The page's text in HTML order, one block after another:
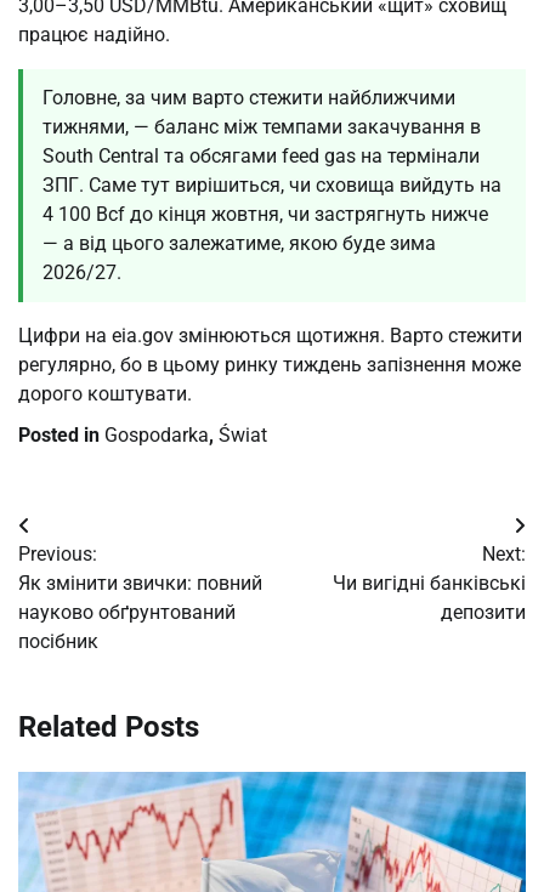
3,00–3,50 USD/MMBtu. Американський «щит» сховищ
працює надійно.
Головне, за чим варто стежити найближчими
тижнями, — баланс між темпами закачування в
South Central та обсягами feed gas на термінали
ЗПГ. Саме тут вирішиться, чи сховища вийдуть на
4 100 Bcf до кінця жовтня, чи застрягнуть нижче
— а від цього залежатиме, якою буде зима
2026/27.
Цифри на eia.gov змінюються щотижня. Варто стежити
регулярно, бо в цьому ринку тиждень запізнення може
дорого коштувати.
Posted in Gospodarka, Świat
Post
navigation
Previous:
Як змінити звички: повний
науково обґрунтований
посібник
Next:
Чи вигідні банківські
депозити
Related Posts